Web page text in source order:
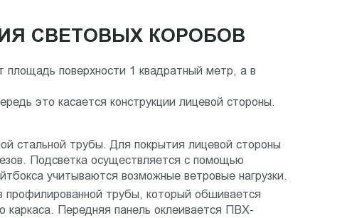
СВЕТОВЫХ КОРОБОВ
поверхности 1 квадратный метр, а в
это касается конструкции лицевой стороны.
стальной трубы. Для покрытия лицевой стороны
Подсветка осуществляется с помощью
учитываются возможные ветровые нагрузки.
профилированной трубы, который обшивается
каркаса. Передняя панель оклеивается ПВХ-